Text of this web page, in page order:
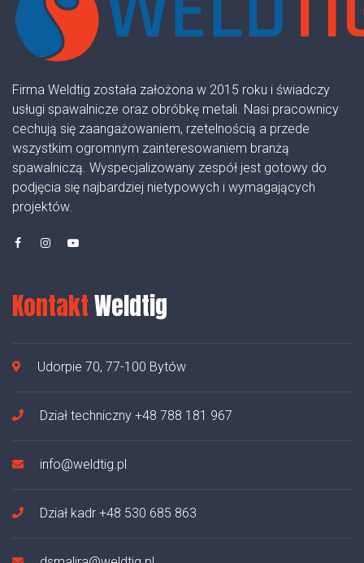
Firma Weldtig została założona w 2015 roku i świadczy
usługi spawalnicze oraz obróbkę metali. Nasi pracownicy
cechują się zaangażowaniem, rzetelnością a przede
wszystkim ogromnym zainteresowaniem branżą
spawalniczą. Wyspecjalizowany zespół jest gotowy do
podjęcia się najbardziej nietypowych i wymagających
projektów.
KontaktWeldtig
Udorpie 70, 77-100 Bytów
Dział techniczny +48 788 181 967
info@weldtig.pl
Dział kadr +48 530 685 863